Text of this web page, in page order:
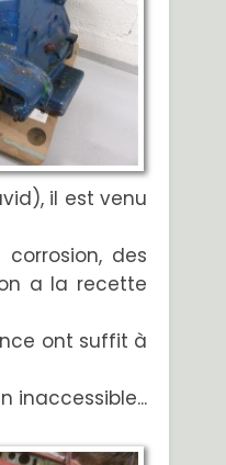
il est venu
des
a la recette
ont suffit à
inaccessible...